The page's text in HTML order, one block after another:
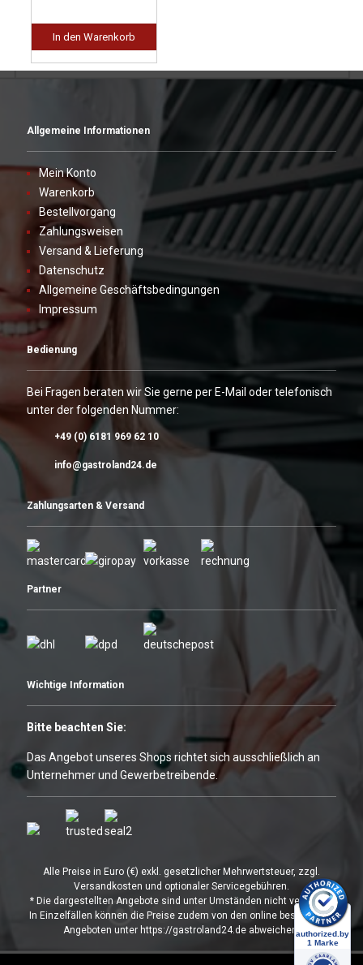
In den Warenkorb
Allgemeine Informationen
Mein Konto
Warenkorb
Bestellvorgang
Zahlungsweisen
Versand & Lieferung
Datenschutz
Allgemeine Geschäftsbedingungen
Impressum
Bedienung
Bei Fragen beraten wir Sie gerne per E-Mail oder telefonisch
unter der folgenden Nummer:
+49 (0) 6181 969 62 10
info@gastroland24.de
Zahlungsarten & Versand
Partner
Wichtige Information
Bitte beachten Sie:
Das Angebot unseres Shops richtet sich ausschließlich an
Unternehmer und Gewerbetreibende.
Alle Preise in Euro (€) exkl. gesetzlicher Mehrwertsteuer, zzgl.
Versandkosten und optionaler Servicegebühren.
* Die dargestellten Angebote sind unter Umständen nicht verfügbar.
In Einzelfällen können die Preise zudem von den online bestellbaren
Angeboten unter https://gastroland24.de abweichen.